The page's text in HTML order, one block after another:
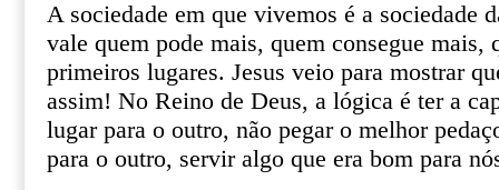
A sociedade em que vivemos é a sociedade
vale quem pode mais, quem consegue mais,
primeiros lugares. Jesus veio para mostrar
assim! No Reino de Deus, a lógica é ter a
lugar para o outro, não pegar o melhor
para o outro, servir algo que era bom para